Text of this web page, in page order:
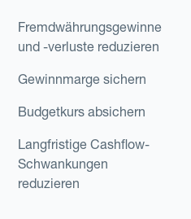
Fremdwährungsgewinne
und -verluste reduzieren
Gewinnmarge sichern
Budgetkurs absichern
Langfristige Cashflow-
Schwankungen
reduzieren